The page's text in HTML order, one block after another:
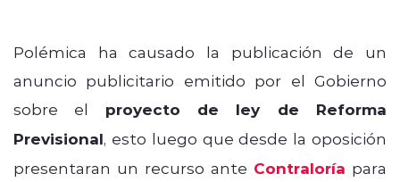
Polémica ha causado la publicación de un
anuncio publicitario emitido por el Gobierno
sobre el proyecto de ley de Reforma
Previsional, esto luego que desde la oposición
presentaran un recurso ante Contraloría para